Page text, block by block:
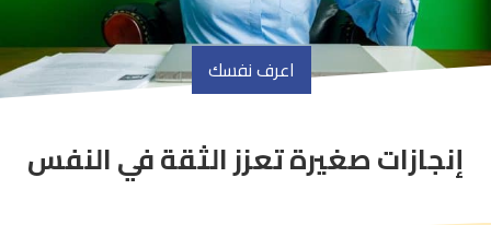
اعرف نفسك
article
comment
إنجازات صغيرة تعزز الثقة في النفس